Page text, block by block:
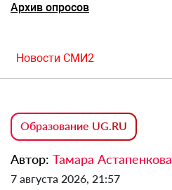
Архив опросов
Новости СМИ2
Образование UG.RU
Автор: Тамара Астапенкова
7 августа 2026, 21:57